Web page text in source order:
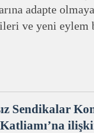
adapte
ve yeni eylem
Sendikalar